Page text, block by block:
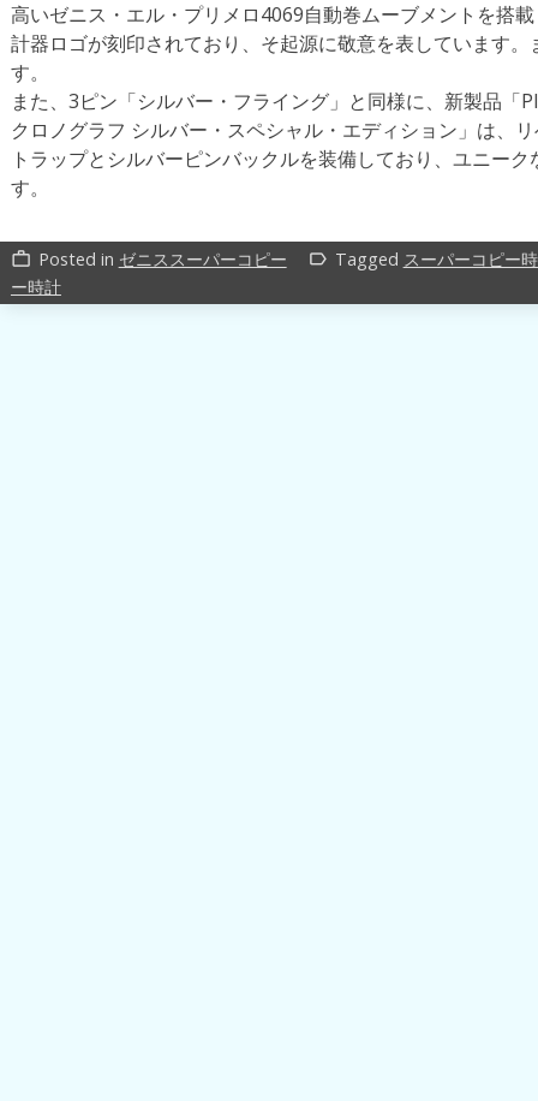
高いゼニス・エル・プリメロ4069自動巻ムーブメントを搭
計器ロゴが刻印されており、そ起源に敬意を表しています
す。
また、3ピン「シルバー・フライング」と同様に、新製品「
クロノグラフ シルバー・スペシャル・エディション」は、
トラップとシルバーピンバックルを装備しており、ユニー
す。
work_outline Posted in ゼニススーパーコピー label_outline Tagged スーパーコピー
ー時計